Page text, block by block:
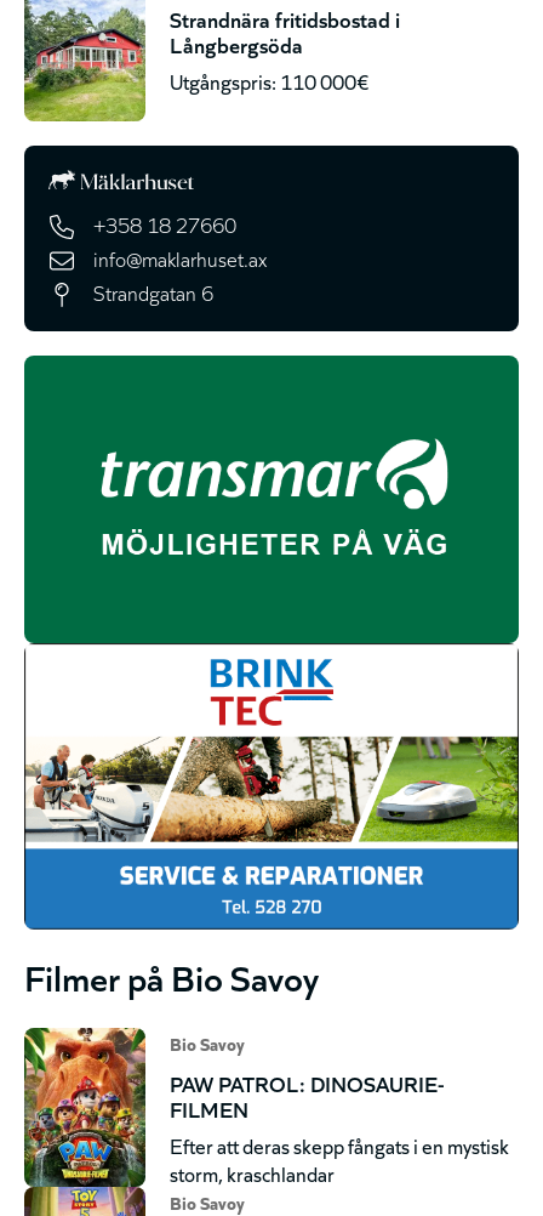
Strandnära fritidsbostad i
Långbergsöda
Utgångspris: 110 000€
+358 18 27660
info@maklarhuset.ax
Strandgatan 6
Filmer på Bio Savoy
Bio Savoy
PAW PATROL: DINOSAURIE-
FILMEN
Efter att deras skepp fångats i en mystisk
storm, kraschlandar
Bio Savoy